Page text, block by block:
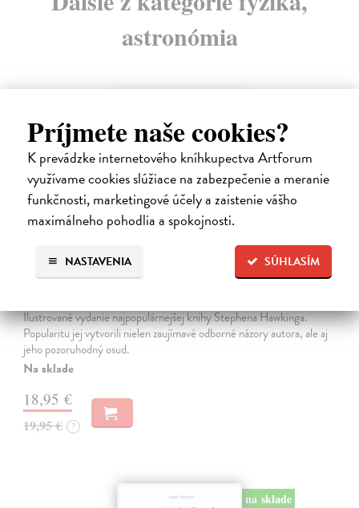
Príjmete naše cookies?
K prevádzke internetového kníhkupectva Artforum
využívame cookies slúžiace na zabezpečenie a meranie
funkčnosti, marketingové účely a zaistenie vášho
maximálneho pohodlia a spokojnosti.
SÚHLASÍM
NASTAVENIA
astronómia
Ilustrovaná stručná história času
Ilustrované vydanie najpopulárnejšej knihy Stephena Hawkinga.
Popularitu jej vytvorili nielen zaujímavé odborné názory autora, ale aj
jeho pozoruhodný osud.
Na sklade
18,95 €
19,95 € ?
na sklade